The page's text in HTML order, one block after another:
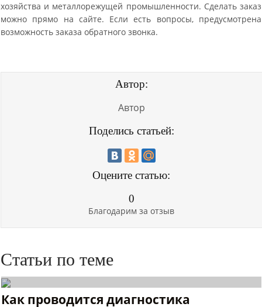
хозяйства и металлорежущей промышленности. Сделать заказ
можно прямо на сайте. Если есть вопросы, предусмотрена
возможность заказа обратного звонка.
Автор:
Автор
Поделись статьей:
Оцените статью:
0
Благодарим за отзыв
Статьи по теме
Как проводится диагностика